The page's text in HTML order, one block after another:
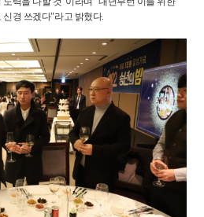
신경 쓰겠다"라고 밝혔다.